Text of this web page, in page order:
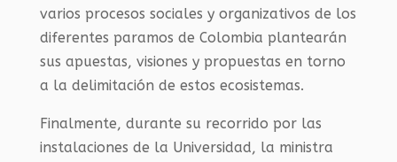
varios procesos sociales y organizativos de los
diferentes paramos de Colombia plantearán
sus apuestas, visiones y propuestas en torno
a la delimitación de estos ecosistemas.
Finalmente, durante su recorrido por las
instalaciones de la Universidad, la ministra